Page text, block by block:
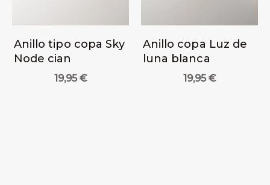
Anillo tipo copa Sky
Node cian
19,95 €
Anillo copa Luz de
luna blanca
19,95 €